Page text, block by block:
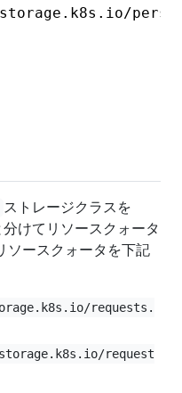
ストレージクラスを
けてリソースクォータ
ソースクォータを下記
requests.
request